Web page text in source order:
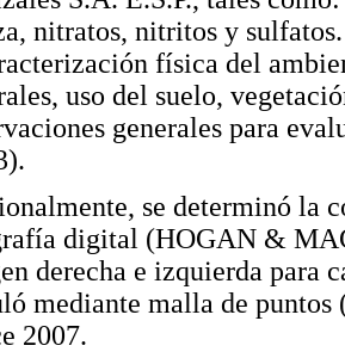
nitratos, nitritos y
física del
uso del suelo,
generales para
se determinó la
digital (HOGAN &
derecha e izquierda para
mediante malla de
2007.